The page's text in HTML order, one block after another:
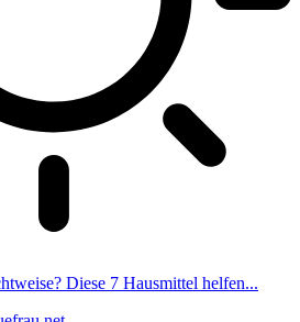
Diese 7 Hausmittel helfen...